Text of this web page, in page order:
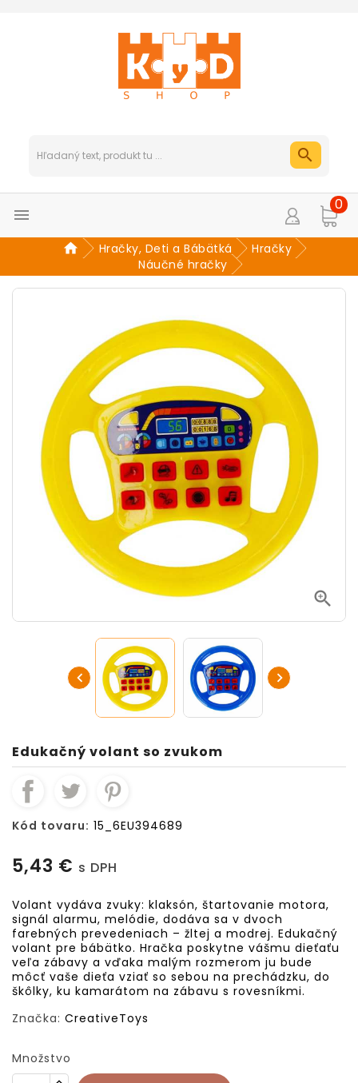

0
Hračky, Deti a Bábätká
Hračky
Náučné hračky

 
Edukačný volant so zvukom
Kód tovaru: 15_6EU394689
5,43 € s DPH
Volant vydáva zvuky: klaksón, štartovanie motora,
signál alarmu, melódie, dodáva sa v dvoch
farebných prevedeniach – žltej a modrej. Edukačný
volant pre bábätko. Hračka poskytne vášmu dieťaťu
veľa zábavy a vďaka malým rozmerom ju bude
môcť vaše dieťa vziať so sebou na prechádzku, do
škôlky, ku kamarátom na zábavu s rovesníkmi.
Značka: CreativeToys
Množstvo